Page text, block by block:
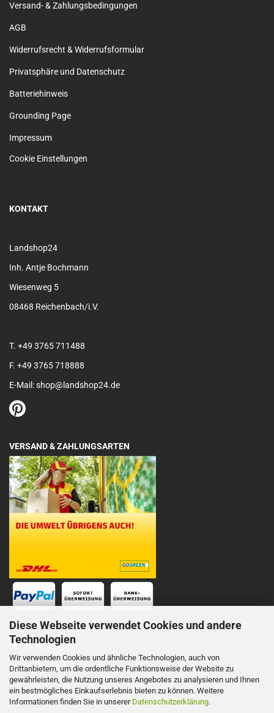
Diese Webseite verwendet Cookies und andere
Technologien
Wir verwenden Cookies und ähnliche Technologien, auch von
Drittanbietern, um die ordentliche Funktionsweise der Website zu
gewährleisten, die Nutzung unseres Angebotes zu analysieren und Ihnen
ein bestmögliches Einkaufserlebnis bieten zu können. Weitere
Informationen finden Sie in unserer Datenschutzerklärung.
Versand- & Zahlungsbedingungen
AGB
Widerrufsrecht & Widerrufsformular
Privatsphäre und Datenschutz
Batteriehinweis
Grounding Page
Impressum
Cookie Einstellungen
KONTAKT
Landshop24
Inh. Antje Bochmann
Wiesenweg 5
08468 Reichenbach/i.V.
T. +49 3765 711488
F. +49 3765 718888
E-Mail: shop@landshop24.de
VERSAND & ZAHLUNGSARTEN
DEINE VORTEILE
Schnelle Lieferung
Persönliche Telefonberatung